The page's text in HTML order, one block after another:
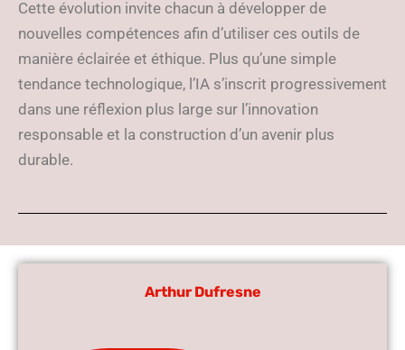
Cette évolution invite chacun à développer de
nouvelles compétences afin d’utiliser ces outils de
manière éclairée et éthique. Plus qu’une simple
tendance technologique, l’IA s’inscrit progressivement
dans une réflexion plus large sur l’innovation
responsable et la construction d’un avenir plus
durable.
Arthur Dufresne